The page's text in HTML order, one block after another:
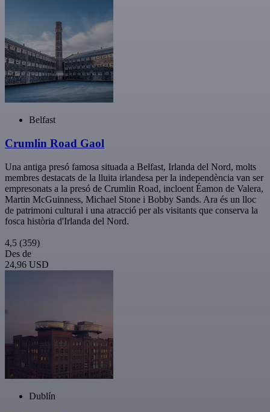
Belfast
Crumlin Road Gaol
Una antiga presó famosa situada a Belfast, Irlanda del Nord, molts
membres destacats de la lluita irlandesa per la independència van ser
empresonats a la presó de Crumlin Road, incloent Éamon de Valera,
Martin McGuinness, Michael Stone i Bobby Sands. Ara és un lloc
de patrimoni cultural i una atracció per als visitants que conserva la
fosca història d'Irlanda del Nord.
4,5 (359)
Des de
24,96 USD
Dublín